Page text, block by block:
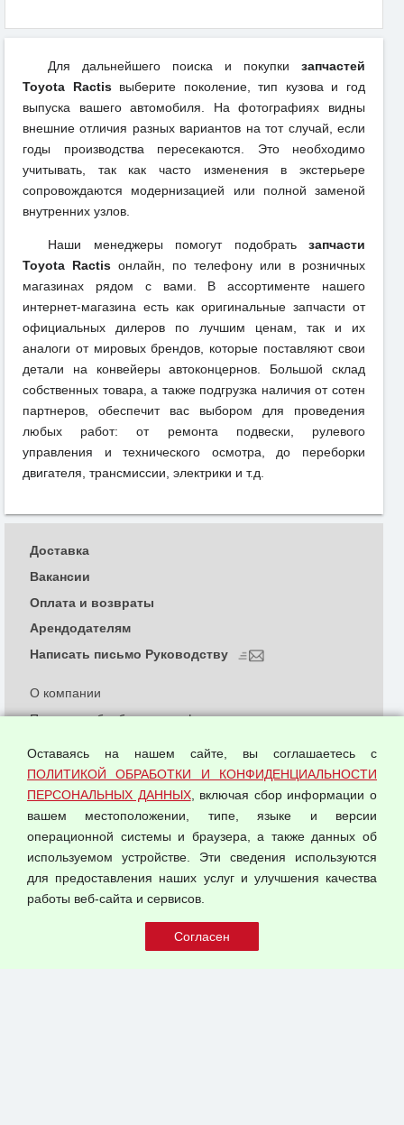
Для дальнейшего поиска и покупки запчастей
Toyota Ractisвыберите поколение, тип кузова и год
выпуска вашего автомобиля. На фотографиях видны
внешние отличия разных вариантов на тот случай, если
годы производства пересекаются. Это необходимо
учитывать, так как часто изменения в экстерьере
сопровождаются модернизацией или полной заменой
внутренних узлов.
Наши менеджеры помогут подобрать запчасти
Toyota Ractis онлайн, по телефону или в розничных
магазинах рядом с вами. В ассортименте нашего
интернет-магазина есть как оригинальные запчасти от
официальных дилеров по лучшим ценам, так и их
аналоги от мировых брендов, которые поставляют свои
детали на конвейеры автоконцернов. Большой склад
собственных товара, а также подгрузка наличия от сотен
партнеров, обеспечит вас выбором для проведения
любых работ: от ремонта подвески, рулевого
управления и технического осмотра, до переборки
двигателя, трансмиссии, электрики и т.д.
© 2026 ООО "Феникс"
О компании
Политика обработки и конфиденциальности
Согласием на обработку персональных данных
Оферта оптовой купли-продажи
Публичная оферта
Доставка
Вакансии
Оплата и возвраты
Арендодателям
Написать письмо Руководству
Оставаясь на нашем сайте, вы соглашаетесь с
ПОЛИТИКОЙ ОБРАБОТКИ И КОНФИДЕНЦИАЛЬНОСТИ
ПЕРСОНАЛЬНЫХ ДАННЫХ, включая сбор информации о
вашем местоположении, типе, языке и версии
операционной системы и браузера, а также данных об
используемом устройстве. Эти сведения используются
для предоставления наших услуг и улучшения качества
работы веб-сайта и сервисов.